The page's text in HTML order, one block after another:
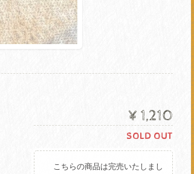
¥1,210
SOLD OUT
こちらの商品は完売いたしまし